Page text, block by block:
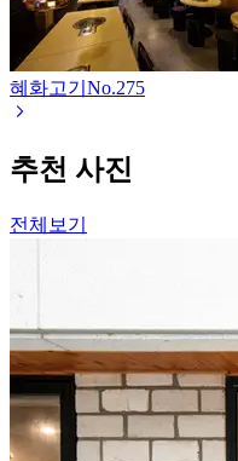
혜화고기 No.275
추천 사진
전체보기